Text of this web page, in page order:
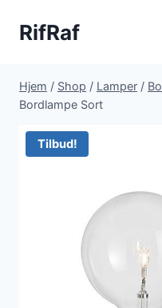
RifRaf
Hjem / Shop / Lamper /
Bordlampe Sort
Tilbud!